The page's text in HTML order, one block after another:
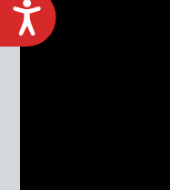
ACCESIBILIDAD